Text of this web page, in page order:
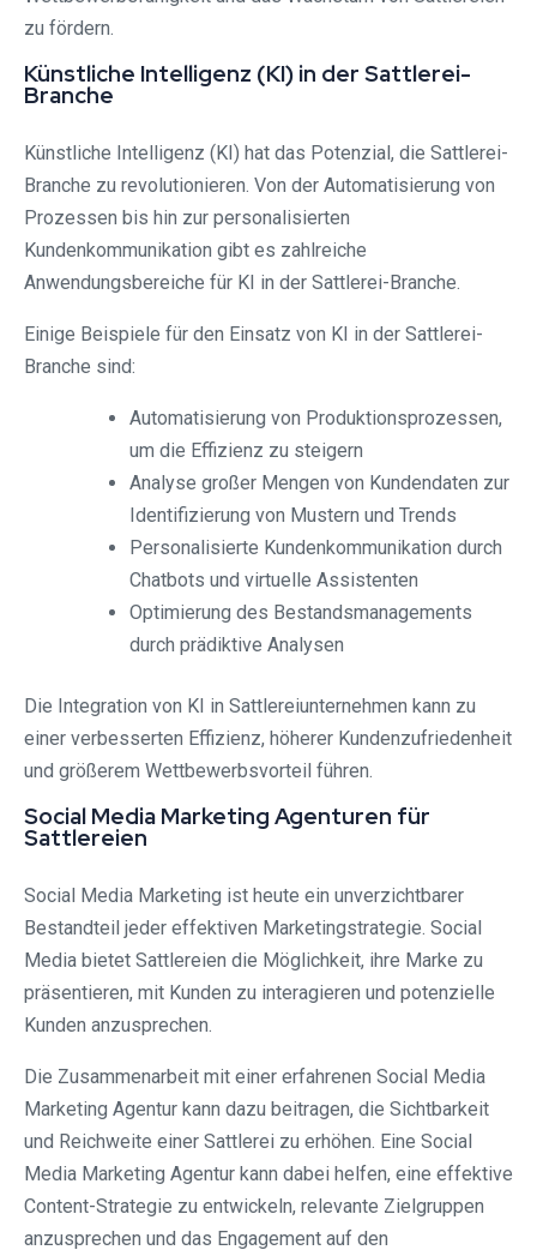
zu fördern.
Künstliche Intelligenz (KI) in der Sattlerei-
Branche
Künstliche Intelligenz (KI) hat das Potenzial, die Sattlerei-
Branche zu revolutionieren. Von der Automatisierung von
Prozessen bis hin zur personalisierten
Kundenkommunikation gibt es zahlreiche
Anwendungsbereiche für KI in der Sattlerei-Branche.
Einige Beispiele für den Einsatz von KI in der Sattlerei-
Branche sind:
Automatisierung von Produktionsprozessen,
um die Effizienz zu steigern
Analyse großer Mengen von Kundendaten zur
Identifizierung von Mustern und Trends
Personalisierte Kundenkommunikation durch
Chatbots und virtuelle Assistenten
Optimierung des Bestandsmanagements
durch prädiktive Analysen
Die Integration von KI in Sattlereiunternehmen kann zu
einer verbesserten Effizienz, höherer Kundenzufriedenheit
und größerem Wettbewerbsvorteil führen.
Social Media Marketing Agenturen für
Sattlereien
Social Media Marketing ist heute ein unverzichtbarer
Bestandteil jeder effektiven Marketingstrategie. Social
Media bietet Sattlereien die Möglichkeit, ihre Marke zu
präsentieren, mit Kunden zu interagieren und potenzielle
Kunden anzusprechen.
Die Zusammenarbeit mit einer erfahrenen Social Media
Marketing Agentur kann dazu beitragen, die Sichtbarkeit
und Reichweite einer Sattlerei zu erhöhen. Eine Social
Media Marketing Agentur kann dabei helfen, eine effektive
Content-Strategie zu entwickeln, relevante Zielgruppen
anzusprechen und das Engagement auf den